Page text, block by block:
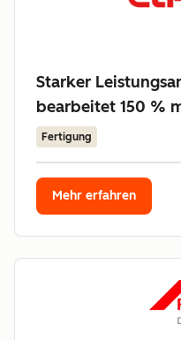
Starker
bearbeitet 150 %
Fertigung
Mehr erfahren